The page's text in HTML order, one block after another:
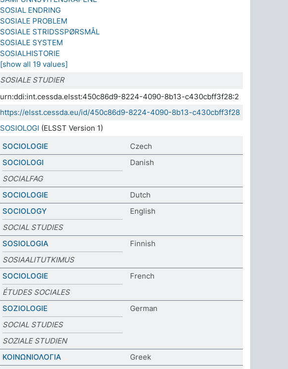
SOSIAL ENDRING
SOSIALE PROBLEM
SOSIALE STRIDSSPØRSMÅL
SOSIALE SYSTEM
SOSIALHISTORIE
[show all 19 values]
SOSIALE STUDIER
urn:ddi:int.cessda.elsst:450c86d9-8224-4090-8b13-c430cbff3f28:2
https://elsst.cessda.eu/id/450c86d9-8224-4090-8b13-c430cbff3f28
SOSIOLOGI (ELSST Version 1)
SOCIOLOGIE
Czech
SOCIOLOGI
Danish
SOCIALFAG
SOCIOLOGIE
Dutch
SOCIOLOGY
English
SOCIAL STUDIES
SOSIOLOGIA
Finnish
SOSIAALITUTKIMUS
SOCIOLOGIE
French
ÉTUDES SOCIALES
SOZIOLOGIE
German
SOCIAL STUDIES
SOZIALE STUDIEN
ΚΟΙΝΩΝΙΟΛΟΓΙΑ
Greek